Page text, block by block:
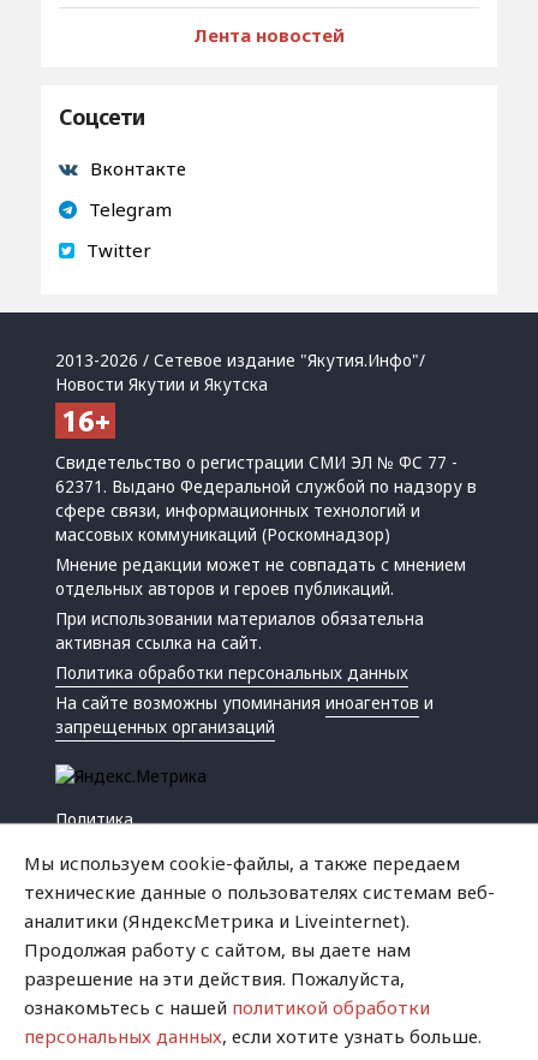
Лента новостей
Соцсети
Вконтакте
Telegram
Twitter
2013-2026 / Сетевое издание "Якутия.Инфо"/
Новости Якутии и Якутска
Свидетельство о регистрации СМИ ЭЛ № ФС 77 -
62371. Выдано Федеральной службой по надзору в
сфере связи, информационных технологий и
массовых коммуникаций (Роскомнадзор)
Мнение редакции может не совпадать с мнением
отдельных авторов и героев публикаций.
При использовании материалов обязательна
активная ссылка на сайт.
Политика обработки персональных данных
На сайте возможны упоминанияиноагентов и
запрещенных организаций
Политика
Криминал
Успех
Мы используем cookie-файлы, а также передаем
технические данные о пользователях системам веб-
аналитики (ЯндексМетрика и Liveinternet).
Продолжая работу с сайтом, вы даете нам
разрешение на эти действия. Пожалуйста,
ознакомьтесь с нашей политикой обработки
персональных данных, если хотите узнать больше.